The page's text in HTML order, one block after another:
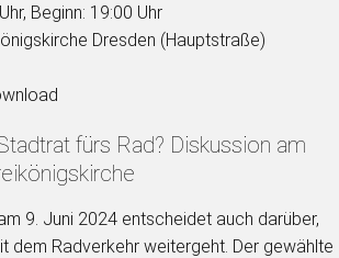
Beginn: 19:00 Uhr
Dresden (Hauptstraße)
fürs Rad? Diskussion am
9. Juni 2024 entscheidet auch darüber,
dem Radverkehr weitergeht. Der gewählte